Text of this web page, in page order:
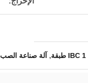
, آلة صناعة الصب MOOG 200 نقطة تحكم